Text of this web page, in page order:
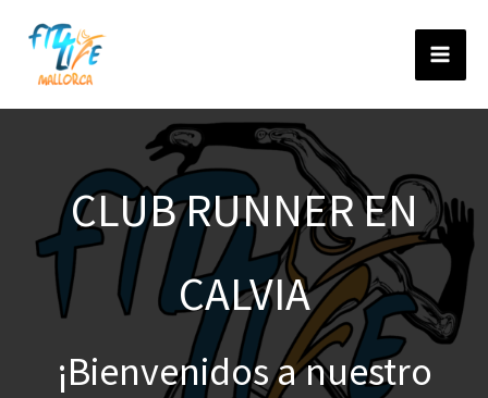
contenido
CLUB RUNNER EN
CALVIA
¡Bienvenidos a nuestro